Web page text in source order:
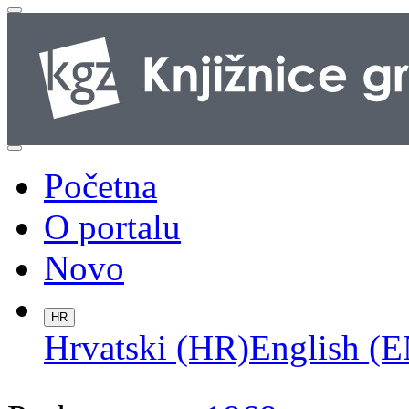
Početna
O portalu
Novo
HR
Hrvatski (HR)English